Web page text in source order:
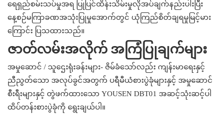
ရေရှည်စမ်းသပ်မှုအရ ပြုပြင်ထိန်းသိမ်းမှုလိုအပ်ချက်နည်းပါးပြီး
နေ့စဉ်မကြာခဏအသုံးပြုမှုအောက်တွင် ယုံကြည်စိတ်ချရမှုမြင့်မား
ကြောင်း ပြသထားသည်။
ဇာတ်လမ်းအလိုက် အကြံပြုချက်များ
အမှုဆောင် / သူဌေးရုံးခန်းများ- ဇိမ်ခံသော်လည်း ကျန်းမာရေးနှင့်
ညီညွတ်သော အလုပ်ခွင်အတွက် ပရီမီယံစားပွဲခုံများနှင့် အမှုဆောင်
စီးရီးများနှင့် တွဲဖက်ထားသော YOUSEN DBT01 အဆင့်သုံးဆင့်ပါ
ထိပ်တန်းစားပွဲခုံကို ရွေးချယ်ပါ။